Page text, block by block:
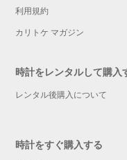
利用規約
カリトケ マガジン
時計をレンタルして購入
レンタル後購入について
時計をすぐ購入する